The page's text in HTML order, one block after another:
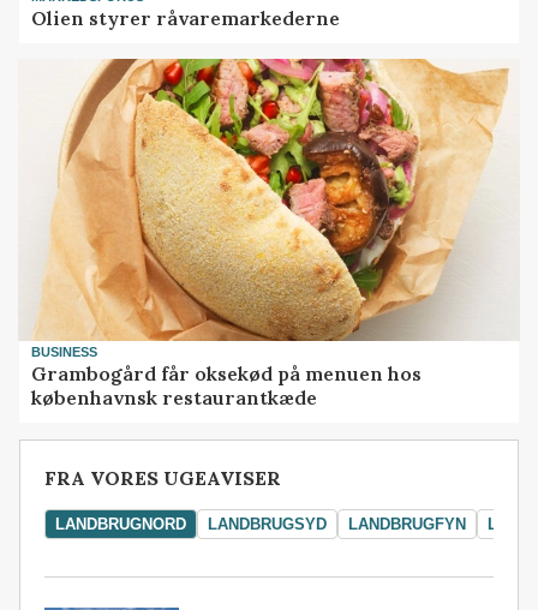
Olien styrer råvaremarkederne
BUSINESS
Grambogård får oksekød på menuen hos
københavnsk restaurantkæde
FRA VORES UGEAVISER
LANDBRUGNORD LANDBRUGSYD LANDBRUGFYN